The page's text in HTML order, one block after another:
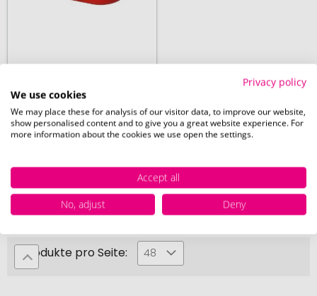
Pillendose "Medi"
ab2,71 €
Produkte pro Seite: 48
Privacy policy
We use cookies
We may place these for analysis of our visitor data, to improve our website,
show personalised content and to give you a great website experience. For
more information about the cookies we use open the settings.
Accept all
No, adjust
Deny